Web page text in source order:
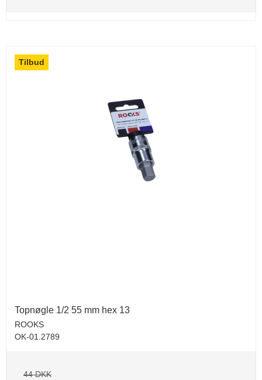
Tilbud
Topnøgle 1/2 55 mm hex 13
ROOKS
OK-01.2789
44 DKK